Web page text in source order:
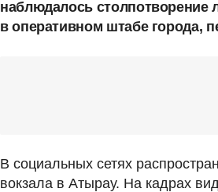
наблюдалось
в оперативном штабе города,
В социальных сетях
вокзала в Атырау. На кадрах